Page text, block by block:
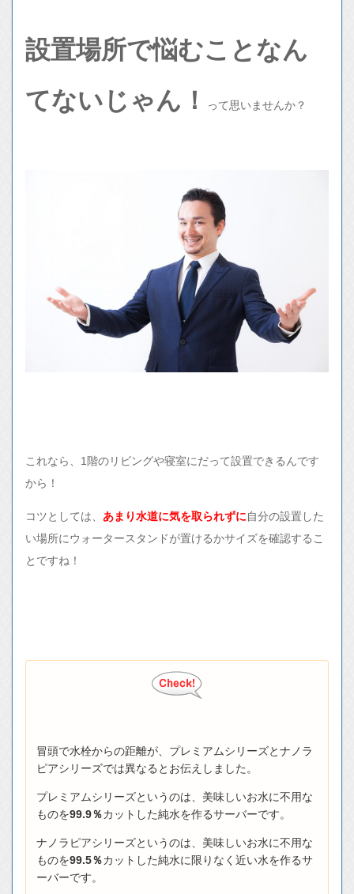
設置場所で悩むことなん
てないじゃん！
って思いませんか？
これなら、1階のリビングや寝室にだって設置できるんです
から！
コツとしては、 あまり水道に気を取られずに自分の設置した
い場所にウォータースタンドが置けるかサイズを確認するこ
とですね！
冒頭で水栓からの距離が、プレミアムシリーズとナノラ
ピアシリーズでは異なるとお伝えしました。
プレミアムシリーズというのは、美味しいお水に不用な
ものを99.9％カットした純水を作るサーバーです。
ナノラピアシリーズというのは、美味しいお水に不用な
ものを99.5％カットした純水に限りなく近い水を作るサ
ーバーです。